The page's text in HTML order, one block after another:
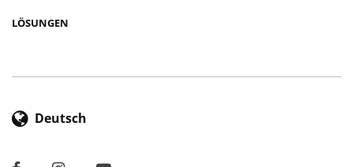
LÖSUNGEN
Deutsch